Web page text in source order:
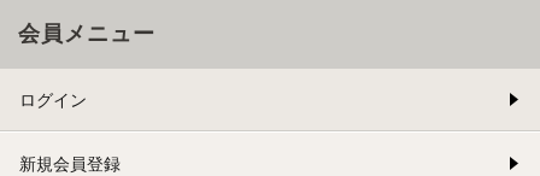
会員メニュー
ログイン
新規会員登録